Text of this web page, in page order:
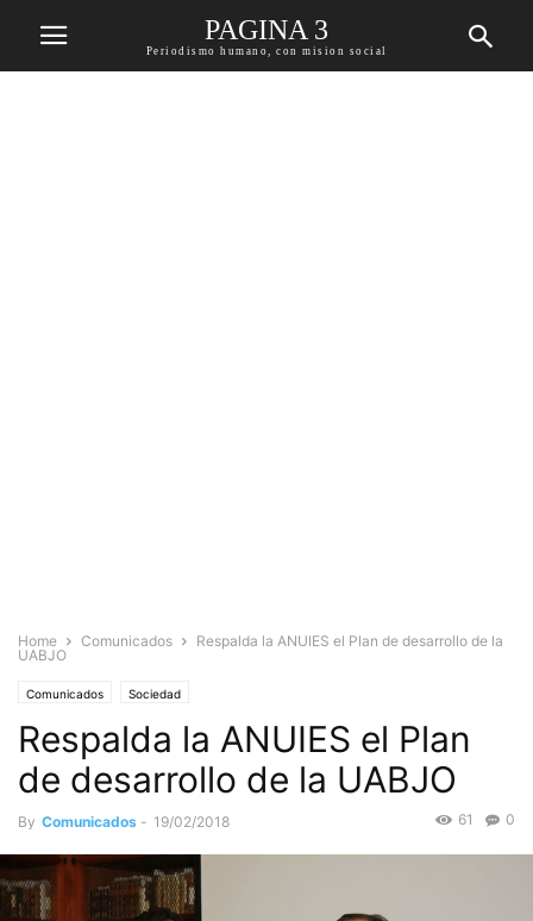
PAGINA 3
Periodismo humano, con mision social
Home Comunicados
Respalda la ANUIES el Plan de desarrollo de la
UABJO
Comunicados Sociedad
Respalda la ANUIES el Plan
de desarrollo de la UABJO
By Comunicados - 19/02/2018 0
61